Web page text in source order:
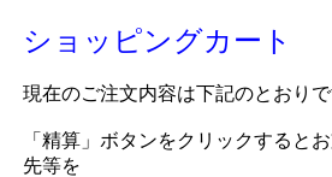
ショッピングカート
現在のご注文内容は下記のとおりで
「精算」ボタンをクリックすると
先等を